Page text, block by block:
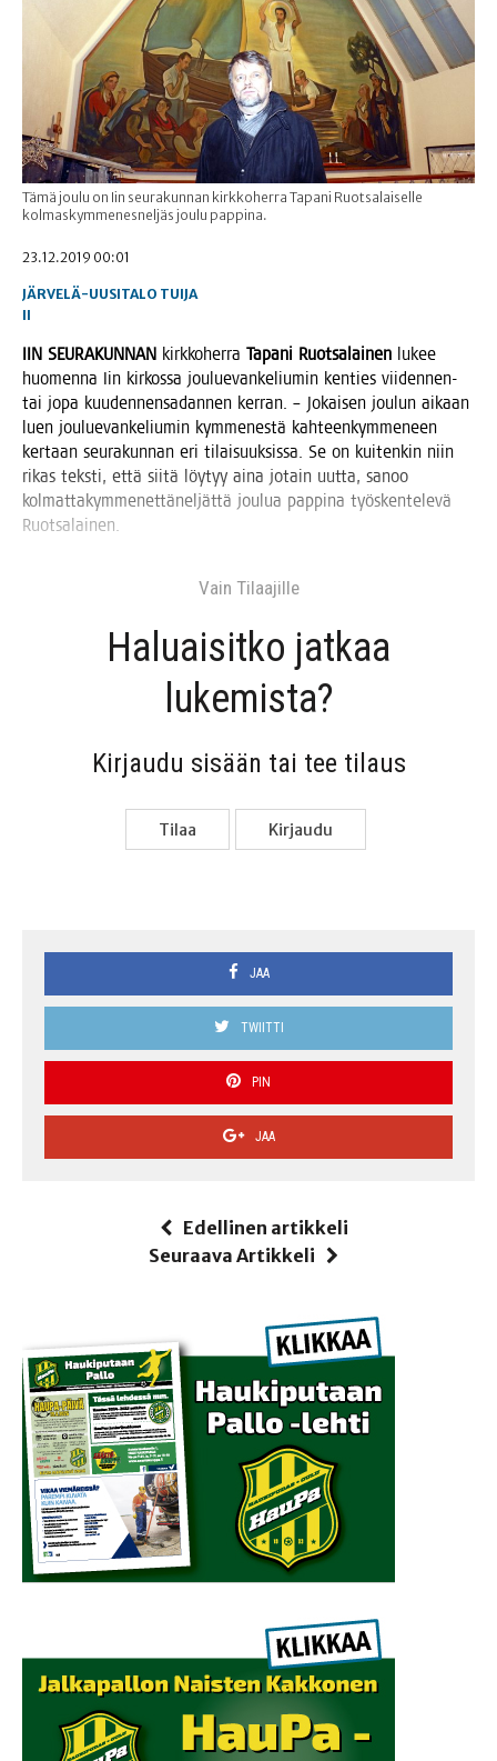
Tämä joulu on Iin seurakunnan kirkkoherra Tapani Ruotsalaiselle
kolmaskymmenesneljäs joulu pappina.
23.12.2019 00:01
JÄRVELÄ-UUSITALO TUIJA
II
IIN SEU­RA­KUN­NAN kirk­ko­her­ra Tapa­ni Ruot­sa­lai­nen lukee
huo­men­na Iin kir­kos­sa jou­lue­van­ke­liu­min ken­ties vii­den­nen-
tai jopa kuu­den­nen­sa­dan­nen ker­ran. – Jokai­sen jou­lun aikaan
luen jou­lue­van­ke­liu­min kym­me­nes­tä kah­teen­kym­me­neen
ker­taan seu­ra­kun­nan eri tilai­suuk­sis­sa. Se on kui­ten­kin niin
rikas teks­ti, että sii­tä löy­tyy aina jotain uut­ta, sanoo
kol­mat­ta­kym­me­net­tä­nel­jät­tä jou­lua pap­pi­na työs­ken­te­le­vä
Ruotsalainen.
Vain Tilaa­jil­le
Haluai­sit­ko jat­kaa
lukemista?
Kir­jau­du sisään tai tee tilaus
Tilaa Kir­jau­du
JAA
TWIITTI
PIN
JAA
Edellinen artikkeli
Seuraava Artikkeli